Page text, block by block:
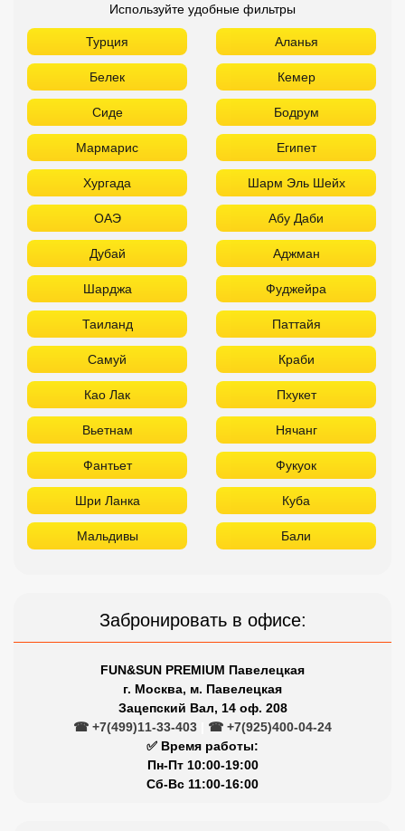
Используйте удобные фильтры
Турция Аланья
Белек Кемер
Сиде Бодрум
Мармарис Египет
Хургада Шарм Эль Шейх
ОАЭ Абу Даби
Дубай Аджман
Шарджа Фуджейра
Таиланд Паттайя
Самуй Краби
Као Лак Пхукет
Вьетнам Нячанг
Фантьет Фукуок
Шри Ланка Куба
Мальдивы Бали
Забронировать в офисе:
FUN&SUN PREMIUM Павелецкая
г. Москва, м. Павелецкая
Зацепский Вал, 14 оф. 208
☎ +7(499)11-33-403
☎ +7(925)400-04-24
✅ Время работы:
Пн-Пт 10:00-19:00
Сб-Вс 11:00-16:00